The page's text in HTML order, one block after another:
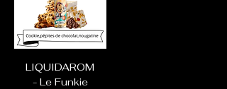
LIQUIDAROM
- Le Funkie